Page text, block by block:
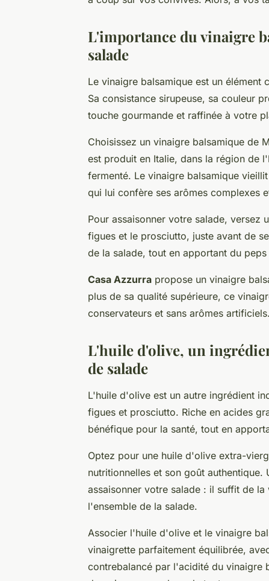
L'importance du vinaigre
salade
Le vinaigre balsamique est un
Sa consistance sirupeuse, sa couleur
touche gourmande et raffinée à votre
Choisissez un vinaigre balsamique de
est produit en Italie, dans la région de
fermenté. Le vinaigre balsamique
qui lui confère ses arômes complexes
Pour assaisonner votre salade, versez
figues et le prosciutto, juste avant de
de la salade, tout en apportant du
Casa Azzurra propose un vinaigre
plus de sa qualité supérieure, ce
conservateurs et sans arômes artificiels.
L'huile d'olive, un
de salade
L'huile d'olive est un autre ingrédient
figues et prosciutto. Riche en acides
bénéfique pour la santé, tout en
Optez pour une huile d'olive extra-
nutritionnelles et son goût
assaisonner votre salade : il suffit de
l'ensemble de la salade.
Associer l'huile d'olive et le vinaigre
vinaigrette parfaitement équilibrée,
contrebalancé par l'acidité du vinaigre